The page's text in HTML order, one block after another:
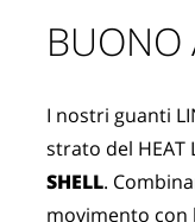
BUONO
I nostri guanti
SHELL.
movimento con